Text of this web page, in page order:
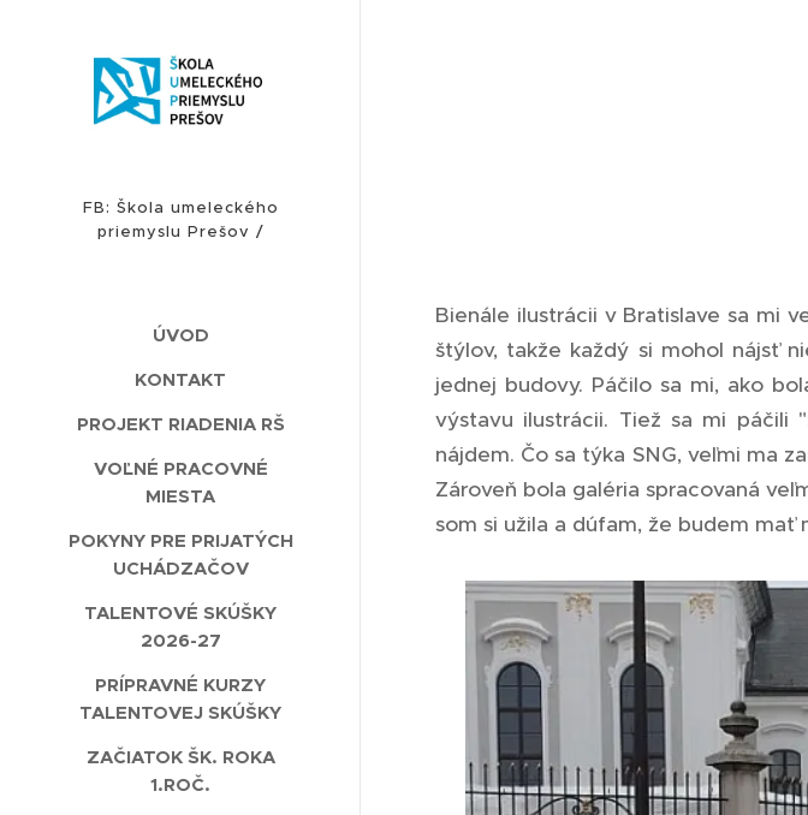
FB: Škola umeleckého
priemyslu Prešov /
ÚVOD
KONTAKT
PROJEKT RIADENIA RŠ
VOĽNÉ PRACOVNÉ
MIESTA
POKYNY PRE PRIJATÝCH
UCHÁDZAČOV
TALENTOVÉ SKÚŠKY
2026-27
PRÍPRAVNÉ KURZY
TALENTOVEJ SKÚŠKY
ZAČIATOK ŠK. ROKA
1.ROČ.
Bienále ilustrácii v Bratislave sa mi
štýlov, takže každý si mohol nájsť
jednej budovy. Páčilo sa mi, ako
výstavu ilustrácii. Tiež sa mi páčili
nájdem. Čo sa týka SNG, veľmi ma
Zároveň bola galéria spracovaná
som si užila a dúfam, že budem